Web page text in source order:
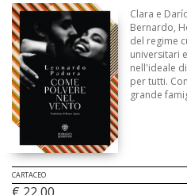
Clara e
Bernardo,
del regime
universitari
nell'ideale
per tutti.
grande
CARTACEO